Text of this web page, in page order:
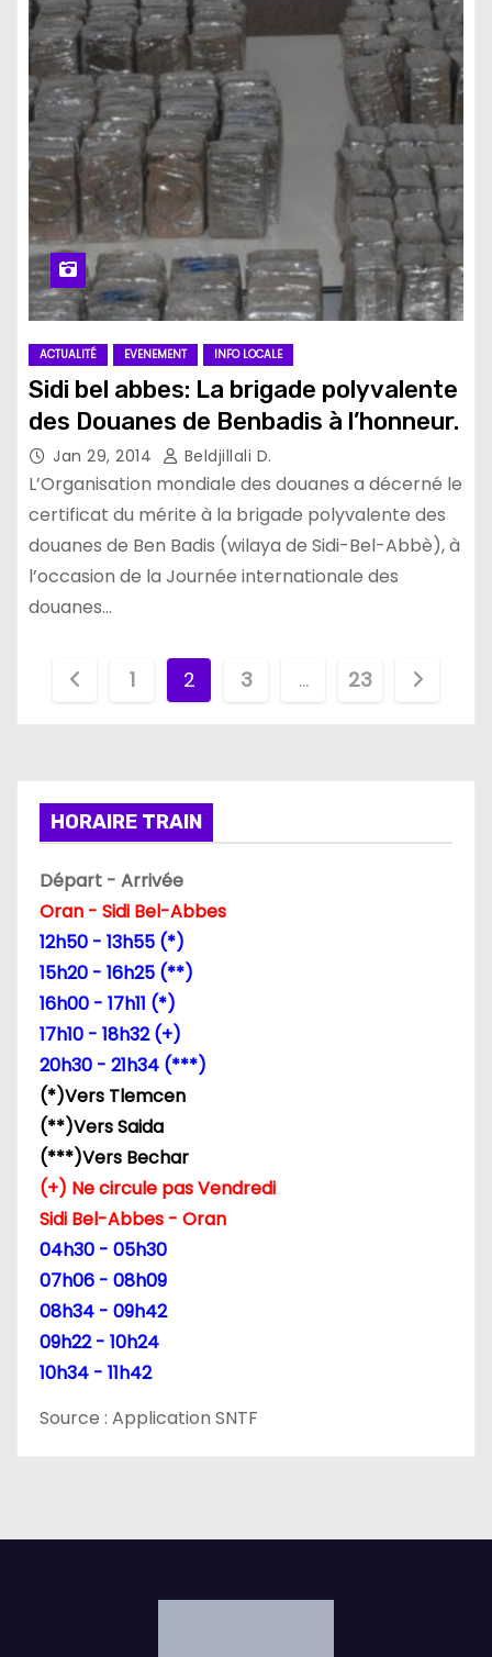
ACTUALITÉ EVENEMENT INFO LOCALE
Sidi bel abbes: La brigade polyvalente
des Douanes de Benbadis à l’honneur.
Jan 29, 2014 Beldjillali D.
L’Organisation mondiale des douanes a décerné le
certificat du mérite à la brigade polyvalente des
douanes de Ben Badis (wilaya de Sidi-Bel-Abbè), à
l’occasion de la Journée internationale des
douanes…
i
n
a
t
i
o
n
d
e
s
p
u
b
l
1 2 3 … 23
HORAIRE TRAIN
Départ - Arrivée
Oran - Sidi Bel-Abbes
12h50 - 13h55 (*)
15h20 - 16h25 (**)
16h00 - 17h11 (*)
17h10 - 18h32 (+)
20h30 - 21h34 (***)
(*)Vers Tlemcen
(**)Vers Saida
(***)Vers Bechar
(+) Ne circule pas Vendredi
Sidi Bel-Abbes - Oran
04h30 - 05h30
07h06 - 08h09
08h34 - 09h42
09h22 - 10h24
10h34 - 11h42
Source : Application SNTF